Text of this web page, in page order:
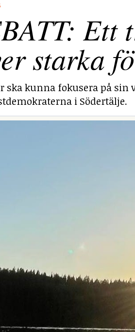
Ett
starka
ska kunna fokusera på sin
i Södertälje.